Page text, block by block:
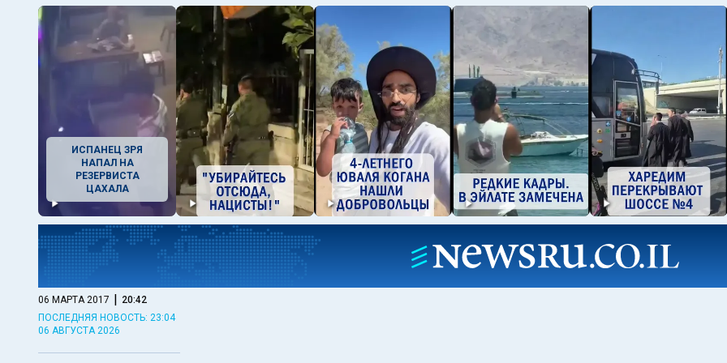
ИСПАНЕЦ ЗРЯ
НАПАЛ НА
РЕЗЕРВИСТА
ЦАХАЛА
06 МАРТА 2017 | 20:42
ПОСЛЕДНЯЯ НОВОСТЬ: 23:04
06 АВГУСТА 2026